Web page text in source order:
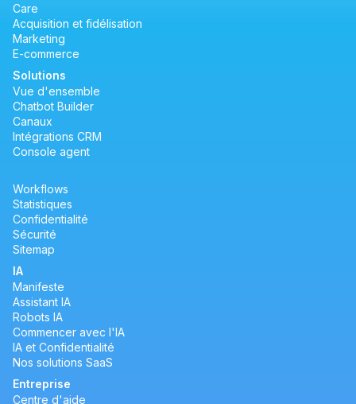
Care
Acquisition et fidélisation
Marketing
E-commerce
Solutions
Vue d'ensemble
Chatbot Builder
Canaux
Intégrations CRM
Console agent
Workflows
Statistiques
Confidentialité
Sécurité
Sitemap
IA
Manifeste
Assistant IA
Robots IA
Commencer avec l'IA
IA et Confidentialité
Nos solutions SaaS
Entreprise
Centre d'aide